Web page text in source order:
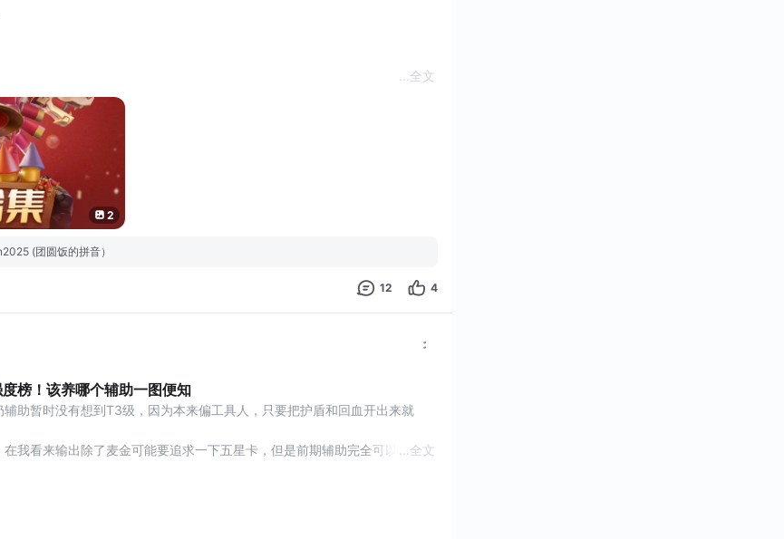
全文
2
(团圆饭的拼音）
12 4
榜！该养哪个辅助一图便知
助暂时没有想到T3级，因为本来偏工具人，只要把护盾和回血开出来就
我看来输出除了麦金可能要追求一下五星卡，但是前期辅助完全可以用紫卡
迭代，前期还是把资源给到主C。
果你抽到的英雄是T2或者T3的，也不要盲目当狗粮喂了，官方之前会经常对
全文